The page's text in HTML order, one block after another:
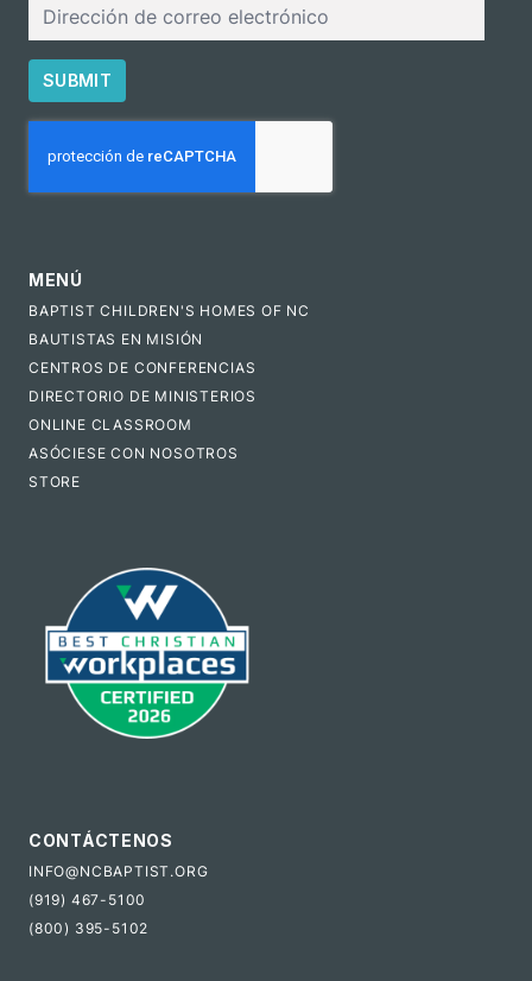
electrónico
SUBMIT
MENÚ
BAPTIST CHILDREN'S HOMES OF NC
BAUTISTAS EN MISIÓN
CENTROS DE CONFERENCIAS
DIRECTORIO DE MINISTERIOS
ONLINE CLASSROOM
ASÓCIESE CON NOSOTROS
STORE
CONTÁCTENOS
INFO@NCBAPTIST.ORG
(919) 467-5100
(800) 395-5102